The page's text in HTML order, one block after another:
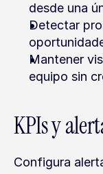
desde una
Detectar
Mantener
equipo sin
KPIs y
Configura